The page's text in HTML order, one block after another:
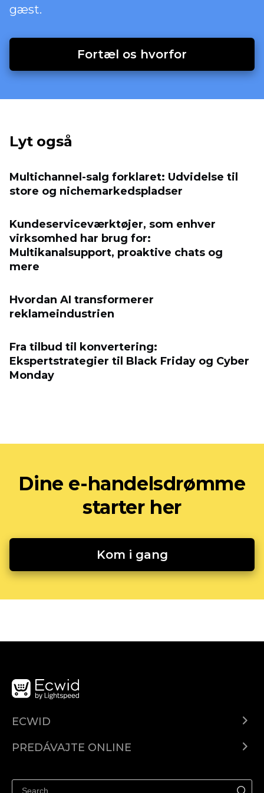
gæst.
Fortæl os hvorfor
Lyt også
Multichannel-salg forklaret: Udvidelse til
store og nichemarkedspladser
Kundeserviceværktøjer, som enhver
virksomhed har brug for:
Multikanalsupport, proaktive chats og
mere
Hvordan AI transformerer
reklameindustrien
Fra tilbud til konvertering:
Ekspertstrategier til Black Friday og Cyber ​​
Monday
Dine e-handelsdrømme
starter her
Kom i gang
ECWID
Cenník
PREDÁVAJTE ONLINE
Predávajte na Facebook